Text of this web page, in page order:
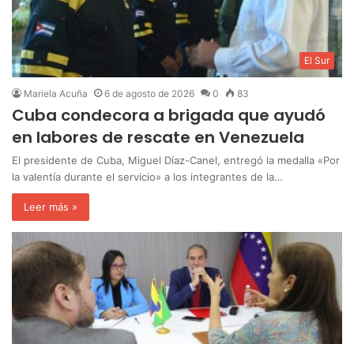
El Sur
Mariela Acuña 6 de agosto de 2026 0 83
Cuba condecora a brigada que ayudó
en labores de rescate en Venezuela
El presidente de Cuba, Miguel Díaz-Canel, entregó la medalla «Por
la valentía durante el servicio» a los integrantes de la…
Leer más »